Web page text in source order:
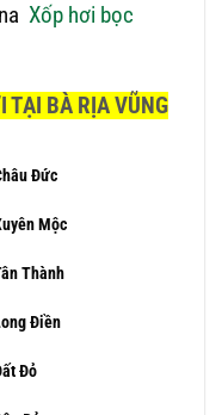
Xốp hơi bọc
TẠI BÀ RỊA VŨNG
Đức
Mộc
Thành
Điền
Đỏ